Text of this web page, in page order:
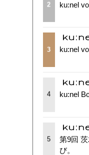
2 ku:nel
3 ku:nel
4 ku:nel
5
第9回
び。